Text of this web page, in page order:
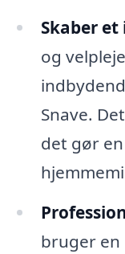
Skaber
og
Snave.
det gør
bruger